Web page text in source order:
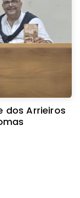
dos Arrieiros